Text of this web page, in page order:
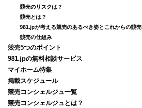
競売のリスクは？
競売とは？
981.jpが考える競売のあるべき姿とこれからの競売
競売の仕組み
競売5つのポイント
981.jpの無料相談サービス
マイホーム特集
掲載スケジュール
競売コンシェルジュ一覧
競売コンシェルジュとは？